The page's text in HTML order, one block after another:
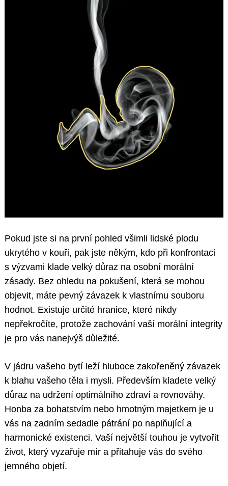
Pokud jste si na první pohled všimli lidské plodu
ukrytého v kouři, pak jste někým, kdo při konfrontaci
s výzvami klade velký důraz na osobní morální
zásady. Bez ohledu na pokušení, která se mohou
objevit, máte pevný závazek k vlastnímu souboru
hodnot. Existuje určité hranice, které nikdy
nepřekročíte, protože zachování vaší morální integrity
je pro vás nanejvýš důležité.
V jádru vašeho bytí leží hluboce zakořeněný závazek
k blahu vašeho těla i mysli. Především kladete velký
důraz na udržení optimálního zdraví a rovnováhy.
Honba za bohatstvím nebo hmotným majetkem je u
vás na zadním sedadle pátrání po naplňující a
harmonické existenci. Vaší největší touhou je vytvořit
život, který vyzařuje mír a přitahuje vás do svého
jemného objetí.